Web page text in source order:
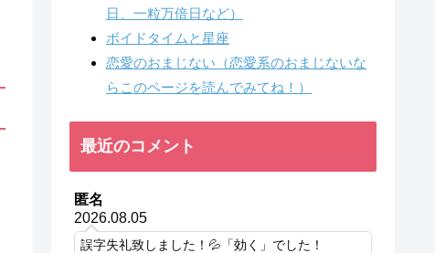
日、一粒万倍日など）
ボイドタイムと星座
恋愛のおまじない（恋愛系のおまじないな
らこのページを読んでみてね！）
最近のコメント
匿名
2026.08.05
誤字失礼致しました！💦「効く」でした！